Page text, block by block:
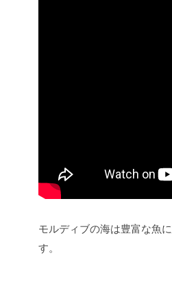
モルディブの海は豊富な魚
す。